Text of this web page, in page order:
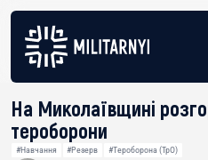
На Миколаївщині
тероборони
#Навчання #Резерв #Тероборона (ТрО)